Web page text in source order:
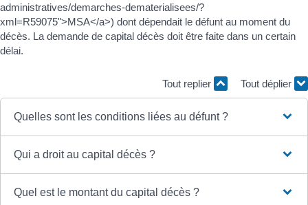
administratives/demarches-dematerialisees/?
xml=R59075">MSA</a>) dont dépendait le défunt au moment du
décès. La demande de capital décès doit être faite dans un certain
délai.
Tout replier Tout déplier
Quelles sont les conditions liées au défunt ?
Qui a droit au capital décès ?
Quel est le montant du capital décès ?